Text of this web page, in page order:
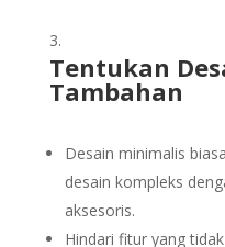
Tentukan
Tambahan
Desain minimalis
desain kompleks
aksesoris.
Hindari fitur yang